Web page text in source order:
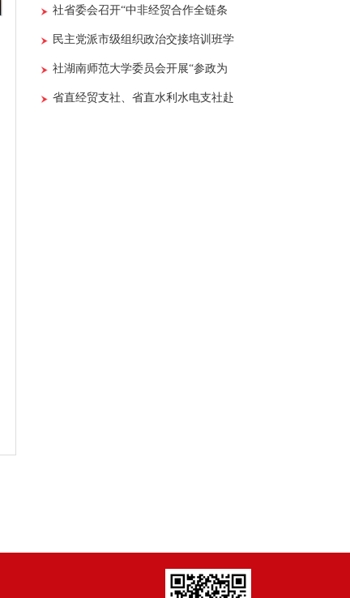
二期学员开展“社史+红色”主题教育
现场教学活动
社省委会召开“中非经贸合作全链条
法律风险预警与防控机制研究”课题
调研座谈会
民主党派市级组织政治交接培训班学
员到社省委会机关开展现场教学
社湖南师范大学委员会开展“参政为
公献良策 九区合作办实事”主题活动
省直经贸支社、省直水利水电支社赴